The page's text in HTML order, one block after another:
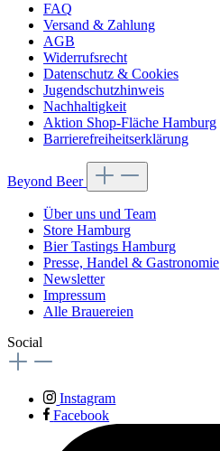
FAQ
Versand & Zahlung
AGB
Widerrufsrecht
Datenschutz & Cookies
Jugendschutzhinweis
Nachhaltigkeit
Aktion Shop-Fläche Hamburg
Barrierefreiheitserklärung
Beyond Beer
Über uns und Team
Store Hamburg
Bier Tastings Hamburg
Presse, Handel & Gastronomie
Newsletter
Impressum
Alle Brauereien
Social
Instagram
Facebook